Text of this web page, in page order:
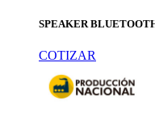
SPEAKER
COTIZAR